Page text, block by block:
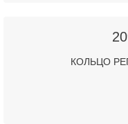
КОЛЬЦО